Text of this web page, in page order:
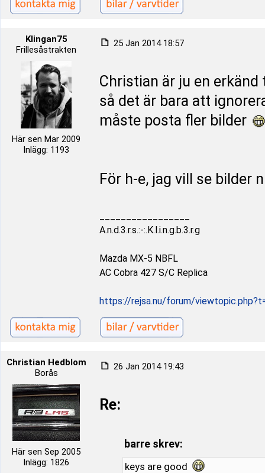
Klingan75
Frillesåstrakten
Här sen Mar 2009
Inlägg: 1193
25 Jan 2014 18:57
Christian är ju en
så det är bara att
måste posta fler bilder
För h-e, jag vill se bilder
A.n.d.3.r.s.:-:.K.l.i.n.g.b.3.r.g
Mazda MX-5 NBFL
AC Cobra 427 S/C Replica
https://rejsa.nu/forum/
Christian Hedblom
Borås
Här sen Sep 2005
Inlägg: 1826
26 Jan 2014 19:43
Re:
barre skrev:
keys are good